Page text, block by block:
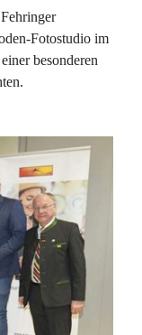
Fotostudio im
besonderen